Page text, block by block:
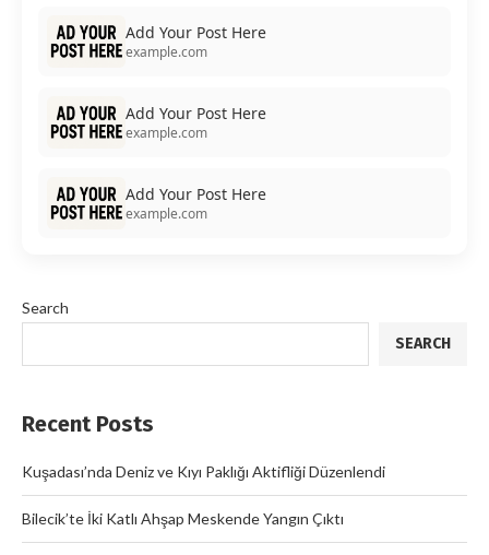
Add Your Post Here
example.com
Add Your Post Here
example.com
Add Your Post Here
example.com
Search
SEARCH
Recent Posts
Kuşadası’nda Deniz ve Kıyı Paklığı Aktifliği Düzenlendi
Bilecik’te İki Katlı Ahşap Meskende Yangın Çıktı